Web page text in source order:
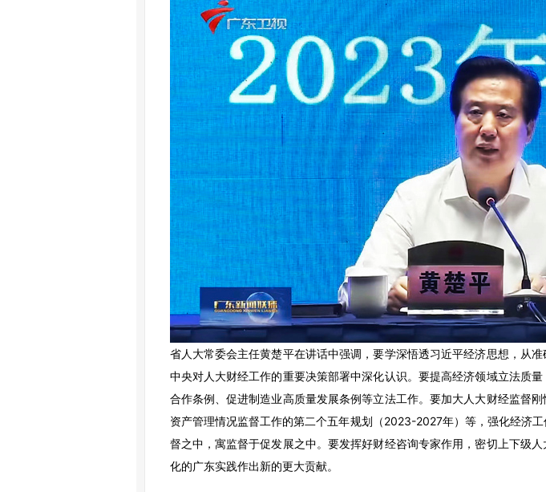
省人大常委会主任黄楚平在讲话中强调，要学深悟透习近平经济思想，从
中央对人大财经工作的重要决策部署中深化认识。要提高经济领域立法质
合作条例、促进制造业高质量发展条例等立法工作。要加大人大财经监督
资产管理情况监督工作的第二个五年规划（2023-2027年）等，强化经济
督之中，寓监督于促发展之中。要发挥好财经咨询专家作用，密切上下级
化的广东实践作出新的更大贡献。